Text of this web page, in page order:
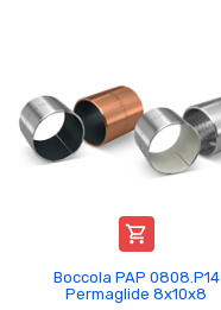

Boccola PAP 0808.P14
Permaglide 8x10x8